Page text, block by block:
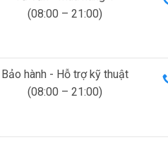
(08:00 – 21:00)
Bảo hành - Hỗ trợ kỹ thuật
(08:00 – 21:00)